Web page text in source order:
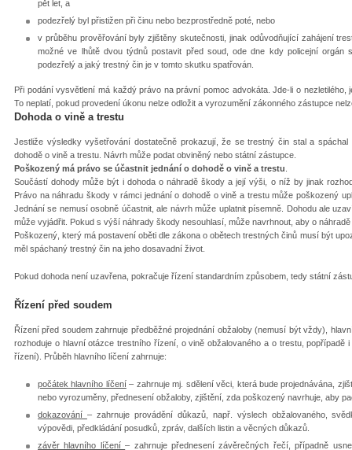
pět let, a
podezřelý byl přistižen při činu nebo bezprostředně poté, nebo
v průběhu prověřování byly zjištěny skutečnosti, jinak odůvodňující zahájení
možné ve lhůtě dvou týdnů postavit před soud, ode dne kdy policejní orgán
podezřelý a jaký trestný čin je v tomto skutku spatřován.
Při podání vysvětlení má každý právo na právní pomoc advokáta. Jde-li o
To neplatí, pokud provedení úkonu nelze odložit a vyrozumění zákonného zástupce
Dohoda o vině a trestu
Jestliže výsledky vyšetřování dostatečně prokazují, že se trestný čin stal a
dohodě o vině a trestu. Návrh může podat obviněný nebo státní zástupce.
Poškozený má právo se účastnit jednání o dohodě o vině a trestu
Součástí dohody může být i dohoda o náhradě škody a její výši, o níž by jinak
Právo na náhradu škody v rámci jednání o dohodě o vině a trestu může poškozený
Jednání se nemusí osobně účastnit, ale návrh může uplatnit písemně. Dohodu ale
může vyjádřit. Pokud s výší náhrady škody nesouhlasí, může navrhnout, aby o
Poškozený, který má postavení oběti dle zákona o obětech trestných činů musí být
měl spáchaný trestný čin na jeho dosavadní život.
Pokud dohoda není uzavřena, pokračuje řízení standardním způsobem, tedy státní
Řízení před soudem
Řízení před soudem zahrnuje předběžné projednání obžaloby (nemusí být vždy),
rozhoduje o hlavní otázce trestního řízení, o vině obžalovaného a o trestu,
řízení). Průběh hlavního líčení zahrnuje:
počátek hlavního líčení – zahrnuje mj. sdělení věci, která bude projednávána,
nebo vyrozuměny, přednesení obžaloby, zjištění, zda poškozený navrhuje, aby
dokazování – zahrnuje provádění důkazů, např. výslech obžalovaného,
výpovědi, předkládání posudků, zpráv, dalších listin a věcných důkazů.
závěr hlavního líčení– zahrnuje přednesení závěrečných řečí, případně